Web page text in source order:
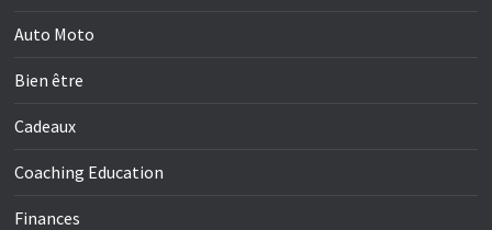
Auto Moto
Bien être
Cadeaux
Coaching Education
Finances